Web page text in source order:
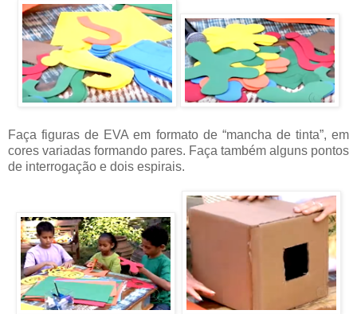
Faça figuras de EVA em formato de “mancha de tinta”, em
cores variadas formando pares. Faça também alguns pontos
de interrogação e dois espirais.